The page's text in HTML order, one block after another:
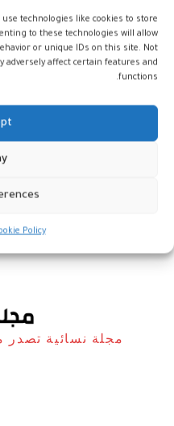
use technologies like cookies to store
to these technologies will allow
or unique IDs on this site. Not
adversely affect certain features and
functions.
Policy
ورقة
مجلة نسائية تصدر